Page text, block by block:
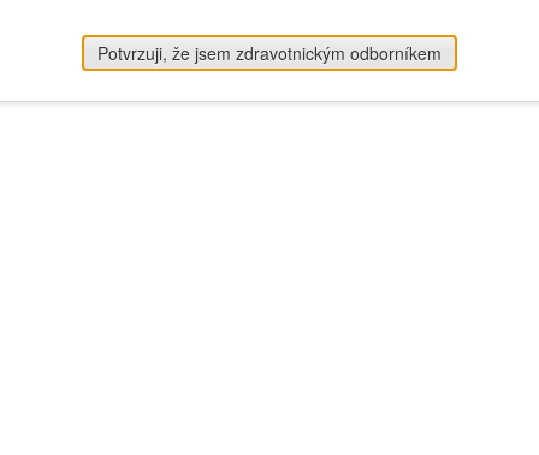
Potvrzuji, že jsem zdravotnickým odborníkem